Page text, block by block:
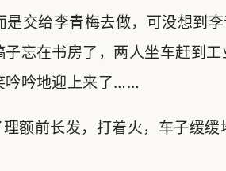
交给李青梅去做，可没想到
忘在书房了，两人坐车赶到工
吟吟地迎上来了……
额前长发，打着火，车子缓缓